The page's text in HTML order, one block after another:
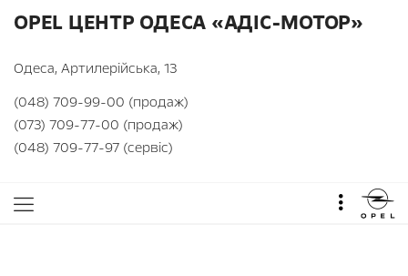
OPEL ЦЕНТР ОДЕСА «АДІС-МОТОР»
Одеса, Артилерійська, 13
(048) 709-99-00 (продаж)
(073) 709-77-00 (продаж)
(048) 709-77-97 (сервіс)